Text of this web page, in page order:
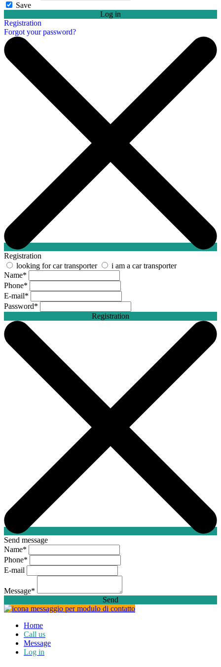
Save
Log in
Registration
Forgot your password?
Registration
looking for car transporter
i am a car transporter
Name*
Phone*
E-mail*
Password*
Registration
Send message
Name*
Phone*
E-mail
Message*
Send
Home
Call us
Message
Log in